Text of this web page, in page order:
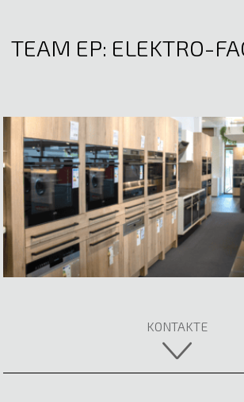
TEAM EP: ELEKTRO-
KONTAKTE